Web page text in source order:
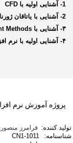
1- آشنایی اولیه با
CFD
2- آشنایی با یاتاقان ژورنال و مفاهیم آن
۳- آشنایی با
Methods
۴- آشنایی اولیه با نرم افزار
تولید کننده: فرامرز
شناسنامه:
CN1-1011